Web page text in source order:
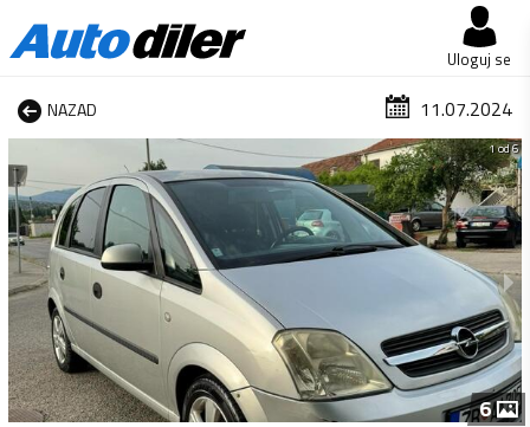
Uloguj se
NAZAD 11.07.2024
1 od 6
6